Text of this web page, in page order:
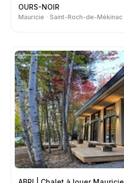
OURS-NOIR
Mauricie Saint-Roch-de-Mékinac